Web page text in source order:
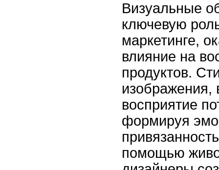
Визуальные
ключевую
маркетинге,
влияние на
продуктов.
изображения,
восприятие
формируя
помощью